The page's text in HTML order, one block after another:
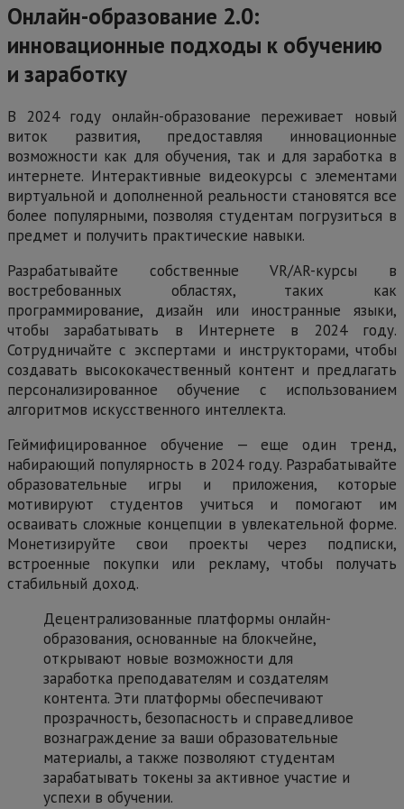
Онлайн-образование 2.0:
инновационные подходы к обучению
и заработку
В 2024 году онлайн-образование переживает новый
виток развития, предоставляя инновационные
возможности как для обучения, так и для заработка в
интернете. Интерактивные видеокурсы с элементами
виртуальной и дополненной реальности становятся все
более популярными, позволяя студентам погрузиться в
предмет и получить практические навыки.
Разрабатывайте собственные VR/AR-курсы в
востребованных областях, таких как
программирование, дизайн или иностранные языки,
чтобы зарабатывать в Интернете в 2024 году.
Сотрудничайте с экспертами и инструкторами, чтобы
создавать высококачественный контент и предлагать
персонализированное обучение с использованием
алгоритмов искусственного интеллекта.
Геймифицированное обучение — еще один тренд,
набирающий популярность в 2024 году. Разрабатывайте
образовательные игры и приложения, которые
мотивируют студентов учиться и помогают им
осваивать сложные концепции в увлекательной форме.
Монетизируйте свои проекты через подписки,
встроенные покупки или рекламу, чтобы получать
стабильный доход.
Децентрализованные платформы онлайн-
образования, основанные на блокчейне,
открывают новые возможности для
заработка преподавателям и создателям
контента. Эти платформы обеспечивают
прозрачность, безопасность и справедливое
вознаграждение за ваши образовательные
материалы, а также позволяют студентам
зарабатывать токены за активное участие и
успехи в обучении.